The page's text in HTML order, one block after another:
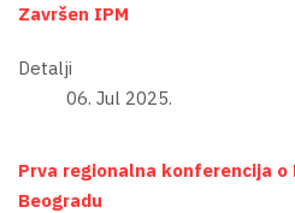
Završen IPM
Detalji
06. Jul 2025.
Prva regionalna konferencija o
Beogradu